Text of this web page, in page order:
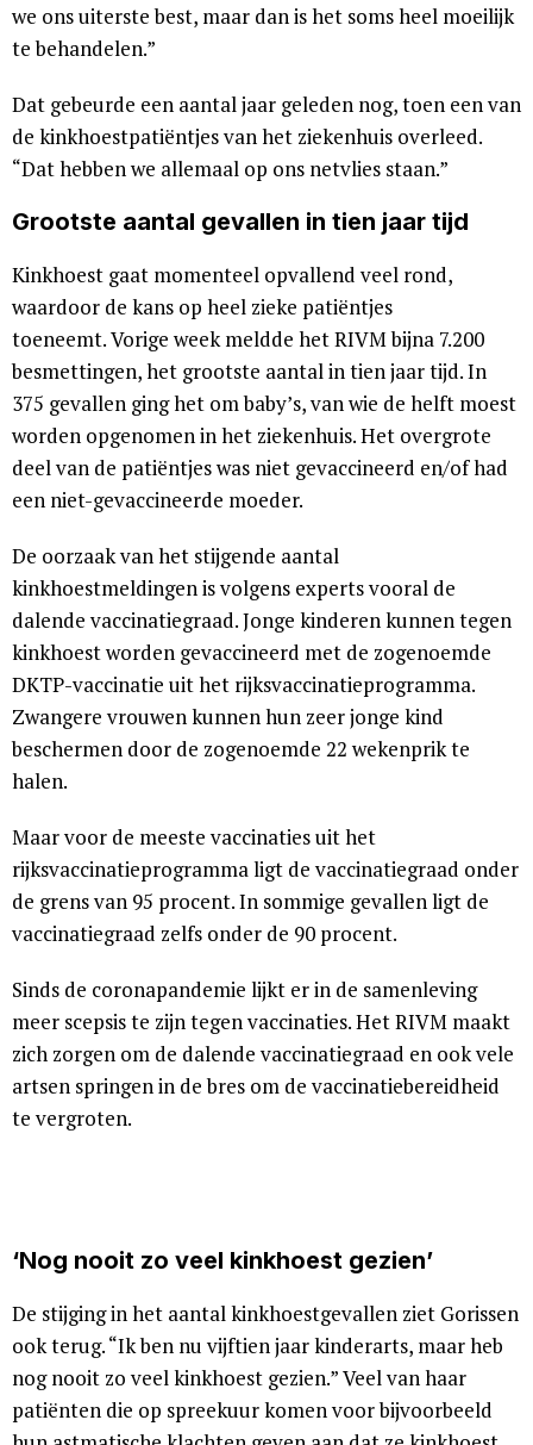
we ons uiterste best, maar dan is het soms heel moeilijk
te behandelen.”
Dat gebeurde een aantal jaar geleden nog, toen een van
de kinkhoestpatiëntjes van het ziekenhuis overleed.
“Dat hebben we allemaal op ons netvlies staan.”
Grootste aantal gevallen in tien jaar tijd
Kinkhoest gaat momenteel opvallend veel rond,
waardoor de kans op heel zieke patiëntjes
toeneemt. Vorige week meldde het RIVM bijna 7.200
besmettingen, het grootste aantal in tien jaar tijd. In
375 gevallen ging het om baby’s, van wie de helft moest
worden opgenomen in het ziekenhuis. Het overgrote
deel van de patiëntjes was niet gevaccineerd en/of had
een niet-gevaccineerde moeder.
De oorzaak van het stijgende aantal
kinkhoestmeldingen is volgens experts vooral de
dalende vaccinatiegraad. Jonge kinderen kunnen tegen
kinkhoest worden gevaccineerd met de zogenoemde
DKTP-vaccinatie uit het rijksvaccinatieprogramma.
Zwangere vrouwen kunnen hun zeer jonge kind
beschermen door de zogenoemde 22 wekenprik te
halen.
Maar voor de meeste vaccinaties uit het
rijksvaccinatieprogramma ligt de vaccinatiegraad onder
de grens van 95 procent. In sommige gevallen ligt de
vaccinatiegraad zelfs onder de 90 procent.
Sinds de coronapandemie lijkt er in de samenleving
meer scepsis te zijn tegen vaccinaties. Het RIVM maakt
zich zorgen om de dalende vaccinatiegraad en ook vele
artsen springen in de bres om de vaccinatiebereidheid
te vergroten.
‘Nog nooit zo veel kinkhoest gezien’
De stijging in het aantal kinkhoestgevallen ziet Gorissen
ook terug. “Ik ben nu vijftien jaar kinderarts, maar heb
nog nooit zo veel kinkhoest gezien.” Veel van haar
patiënten die op spreekuur komen voor bijvoorbeeld